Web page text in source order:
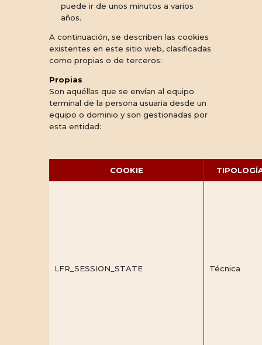
puede ir de unos minutos a varios
años.
A continuación, se describen las cookies
existentes en este sitio web, clasificadas
como propias o de terceros:
Propias
Son aquéllas que se envían al equipo
terminal de la persona usuaria desde un
equipo o dominio y son gestionadas por
esta entidad:
COOKIE
LFR_SESSION_STATE Técnica